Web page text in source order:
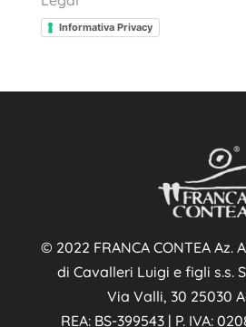
Informativa Privacy
© 2022 FRANCA CONTEA Az.
di Cavalleri Luigi e figli s.s.
Via Valli, 30 25030
REA: BS-399543 | P. IVA: